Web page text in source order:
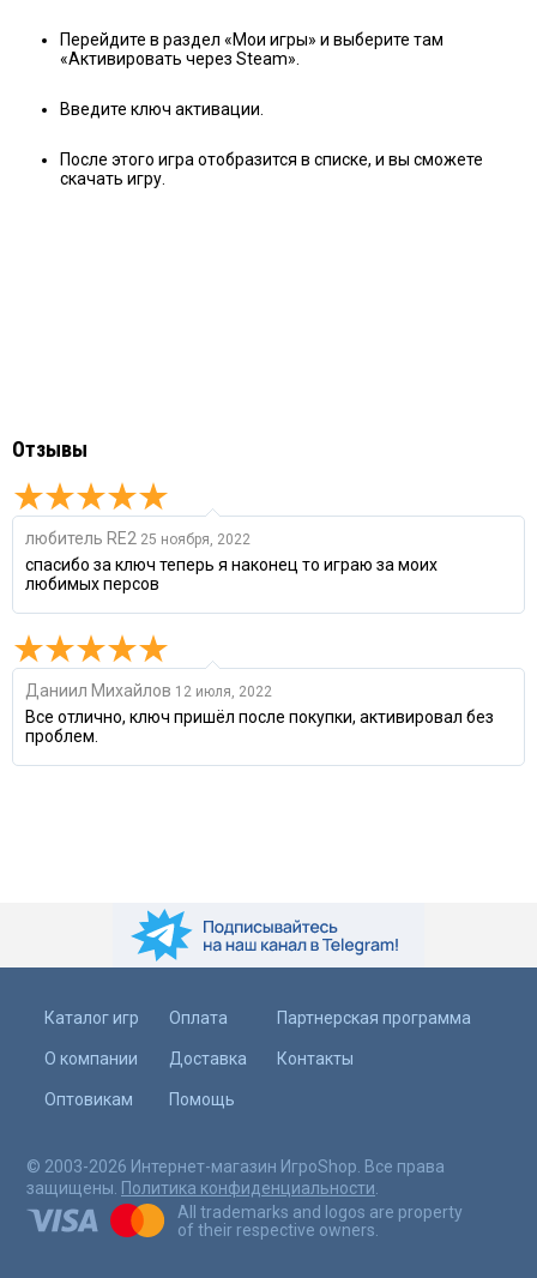
Перейдите в раздел «Мои игры» и выберите там
«Активировать через Steam».
Введите ключ активации.
После этого игра отобразится в списке, и вы сможете
скачать игру.
Отзывы
любитель RE2 25 ноября, 2022
спасибо за ключ теперь я наконец то играю за моих
любимых персов
Даниил Михайлов 12 июля, 2022
Все отлично, ключ пришёл после покупки, активировал без
проблем.
Каталог игр
О компании
Оптовикам
Оплата
Доставка
Помощь
Партнерская программа
Контакты
© 2003-2026 Интернет-магазин ИгроShop. Все права
защищены. Политика конфиденциальности
All trademarks and logos are property
of their respective owners.